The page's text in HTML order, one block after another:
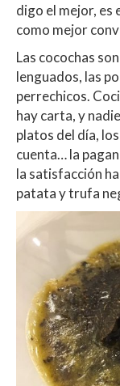
digo el mejor, es
como mejor
Las cocochas
lenguados, las
perrechicos.
hay carta, y
platos del día,
cuenta… la
la satisfacción
patata y trufa